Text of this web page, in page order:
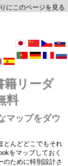
にこのページを見る
籍リーダ
料
マップをダウ
とんどどこでもそれ
をマップしておく
のために特別設計さ